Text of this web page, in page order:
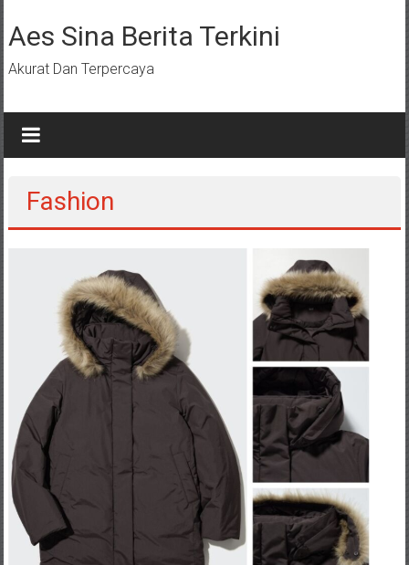
ke
konten
Aes Sina Berita Terkini
Akurat Dan Terpercaya
Fashion